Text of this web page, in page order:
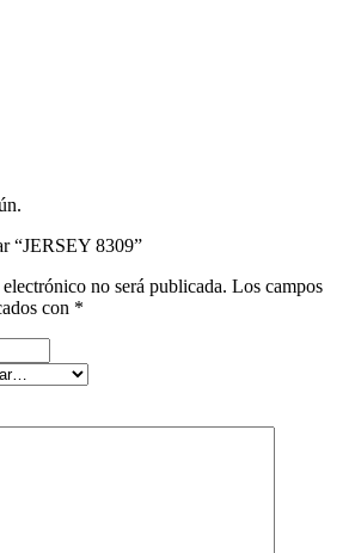
“JERSEY 8309”
no será publicada. Los campos
con *